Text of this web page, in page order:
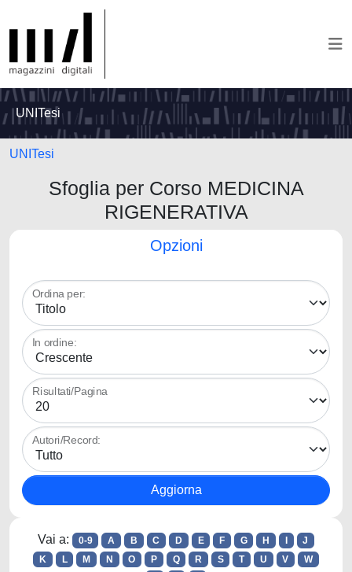
UNITesi
UNITesi
Sfoglia per Corso MEDICINA
RIGENERATIVA
Opzioni
Ordina per:
In ordine:
Risultati/Pagina
Autori/Record:
Vai a: 0-9 A B C D E F G H
J
K
L M N O P Q R S T U V
W